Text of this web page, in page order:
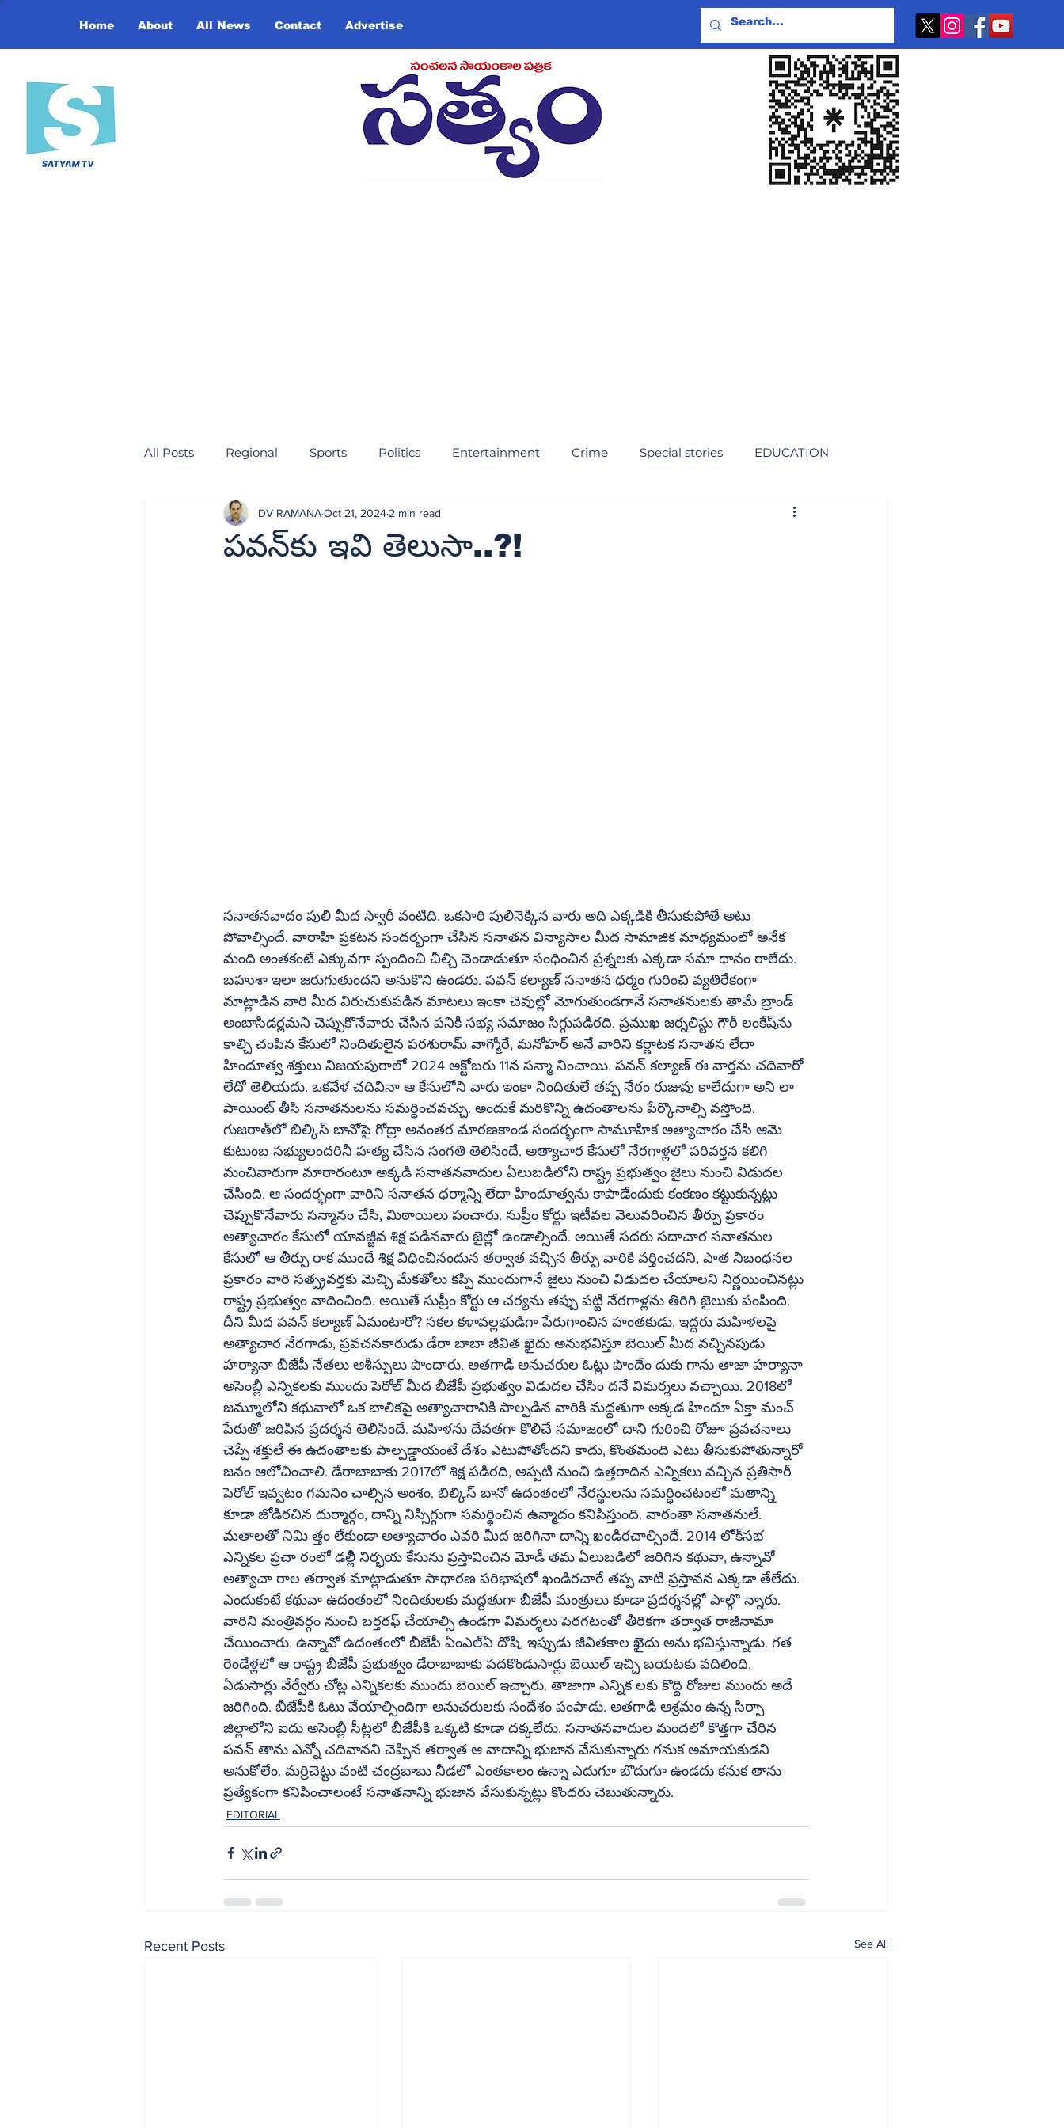
Home About All News Contact Advertise
All Posts Regional Sports Politics Entertainment Crime Special stories EDUCATION
EDITORIAL
పవన్‌కు ఇవి తెలుసా..?!
DV RAMANAOct 21, 2024 2 min read
సనాతనవాదం పులి మీద స్వారీ వంటిది. ఒకసారి పులినెక్కిన వారు అది ఎక్కడికి తీసుకుపోతే అటు
పోవాల్సిందే. వారాహి ప్రకటన సందర్భంగా చేసిన సనాతన విన్యాసాల మీద సామాజిక మాధ్యమంలో అనేక
మంది అంతకంటే ఎక్కువగా స్పందించి చీల్చి చెండాడుతూ సంధించిన ప్రశ్నలకు ఎక్కడా సమా ధానం రాలేదు.
బహుశా ఇలా జరుగుతుందని అనుకొని ఉండరు. పవన్‌ కల్యాణ్‌ సనాతన ధర్మం గురించి వ్యతిరేకంగా
మాట్లాడిన వారి మీద విరుచుకుపడిన మాటలు ఇంకా చెవుల్లో మోగుతుండగానే సనాతనులకు తామే బ్రాండ్‌
అంబాసిడర్లమని చెప్పుకొనేవారు చేసిన పనికి సభ్య సమాజం సిగ్గుపడిరది. ప్రముఖ జర్నలిస్టు గౌరీ లంకేష్‌ను
కాల్చి చంపిన కేసులో నిందితులైన పరశురామ్‌ వాగ్మోరే, మనోహర్‌ అనే వారిని కర్ణాటక సనాతన లేదా
హిందూత్వ శక్తులు విజయపురాలో 2024 అక్టోబరు 11న సన్మా నించాయి. పవన్‌ కల్యాణ్‌ ఈ వార్తను చదివారో
లేదో తెలియదు. ఒకవేళ చదివినా ఆ కేసులోని వారు ఇంకా నిందితులే తప్ప నేరం రుజువు కాలేదుగా అని లా
పాయింట్‌ తీసి సనాతనులను సమర్ధించవచ్చు. అందుకే మరికొన్ని ఉదంతాలను పేర్కొనాల్సి వస్తోంది.
గుజరాత్‌లో బిల్కిస్‌ బానోపై గోద్రా అనంతర మారణకాండ సందర్భంగా సామూహిక అత్యాచారం చేసి ఆమె
కుటుంబ సభ్యులందరినీ హత్య చేసిన సంగతి తెలిసిందే. అత్యాచార కేసులో నేరగాళ్లలో పరివర్తన కలిగి
మంచివారుగా మారారంటూ అక్కడి సనాతనవాదుల ఏలుబడిలోని రాష్ట్ర ప్రభుత్వం జైలు నుంచి విడుదల
చేసింది. ఆ సందర్భంగా వారిని సనాతన ధర్మాన్ని లేదా హిందూత్వను కాపాడేందుకు కంకణం కట్టుకున్నట్లు
చెప్పుకొనేవారు సన్మానం చేసి, మిఠాయిలు పంచారు. సుప్రీం కోర్టు ఇటీవల వెలువరించిన తీర్పు ప్రకారం
అత్యాచారం కేసులో యావజ్జీవ శిక్ష పడినవారు జైల్లో ఉండాల్సిందే. అయితే సదరు సదాచార సనాతనుల
కేసులో ఆ తీర్పు రాక ముందే శిక్ష విధించినందున తర్వాత వచ్చిన తీర్పు వారికి వర్తించదని, పాత నిబంధనల
ప్రకారం వారి సత్ప్రవర్తకు మెచ్చి మేకతోలు కప్పి ముందుగానే జైలు నుంచి విడుదల చేయాలని నిర్ణయించినట్లు
రాష్ట్ర ప్రభుత్వం వాదించింది. అయితే సుప్రీం కోర్టు ఆ చర్యను తప్పు పట్టి నేరగాళ్లను తిరిగి జైలుకు పంపింది.
దీని మీద పవన్‌ కల్యాణ్‌ ఏమంటారో? సకల కళావల్లభుడిగా పేరుగాంచిన హంతకుడు, ఇద్దరు మహిళలపై
అత్యాచార నేరగాడు, ప్రవచనకారుడు డేరా బాబా జీవిత ఖైదు అనుభవిస్తూ బెయిల్‌ మీద వచ్చినపుడు
హర్యానా బీజేపీ నేతలు ఆశీస్సులు పొందారు. అతగాడి అనుచరుల ఓట్లు పొందేం దుకు గాను తాజా హర్యానా
అసెంబ్లీ ఎన్నికలకు ముందు పెరోల్‌ మీద బీజేపీ ప్రభుత్వం విడుదల చేసిం దనే విమర్శలు వచ్చాయి. 2018లో
జమ్మూలోని కథువాలో ఒక బాలికపై అత్యాచారానికి పాల్పడిన వారికి మద్దతుగా అక్కడ హిందూ ఏక్తా మంచ్‌
పేరుతో జరిపిన ప్రదర్శన తెలిసిందే. మహిళను దేవతగా కొలిచే సమాజంలో దాని గురించి రోజూ ప్రవచనాలు
చెప్పే శక్తులే ఈ ఉదంతాలకు పాల్పడ్డాయంటే దేశం ఎటుపోతోందని కాదు, కొంతమంది ఎటు తీసుకుపోతున్నారో
జనం ఆలోచించాలి. డేరాబాబాకు 2017లో శిక్ష పడిరది, అప్పటి నుంచి ఉత్తరాదిన ఎన్నికలు వచ్చిన ప్రతిసారీ
పెరోల్‌ ఇవ్వటం గమనిం చాల్సిన అంశం. బిల్కిస్‌ బానో ఉదంతంలో నేరస్థులను సమర్ధించటంలో మతాన్ని
కూడా జోడిరచిన దుర్మార్గం, దాన్ని నిస్సిగ్గుగా సమర్ధించిన ఉన్మాదం కనిపిస్తుంది. వారంతా సనాతనులే.
మతాలతో నిమి త్తం లేకుండా అత్యాచారం ఎవరి మీద జరిగినా దాన్ని ఖండిరచాల్సిందే. 2014 లోక్‌సభ
ఎన్నికల ప్రచా రంలో ఢల్లీి నిర్భయ కేసును ప్రస్తావించిన మోడీ తమ ఏలుబడిలో జరిగిన కథువా, ఉన్నావో
అత్యాచా రాల తర్వాత మాట్లాడుతూ సాధారణ పరిభాషలో ఖండిరచారే తప్ప వాటి ప్రస్తావన ఎక్కడా తేలేదు.
ఎందుకంటే కథువా ఉదంతంలో నిందితులకు మద్దతుగా బీజేపీ మంత్రులు కూడా ప్రదర్శనల్లో పాల్గొ న్నారు.
వారిని మంత్రివర్గం నుంచి బర్తరఫ్‌ చేయాల్సి ఉండగా విమర్శలు పెరగటంతో తీరికగా తర్వాత రాజీనామా
చేయించారు. ఉన్నావో ఉదంతంలో బీజేపీ ఏంఎల్‌ఏ దోషి, ఇప్పుడు జీవితకాల ఖైదు అను భవిస్తున్నాడు. గత
రెండేళ్లలో ఆ రాష్ట్ర బీజేపీ ప్రభుత్వం డేరాబాబాకు పదకొండుసార్లు బెయిల్‌ ఇచ్చి బయటకు వదిలింది.
ఏడుసార్లు వేర్వేరు చోట్ల ఎన్నికలకు ముందు బెయిల్‌ ఇచ్చారు. తాజాగా ఎన్నిక లకు కొద్ది రోజుల ముందు అదే
జరిగింది. బీజేపీకి ఓటు వేయాల్సిందిగా అనుచరులకు సందేశం పంపాడు. అతగాడి ఆశ్రమం ఉన్న సిర్సా
జిల్లాలోని ఐదు అసెంబ్లీ సీట్లలో బీజేపీకి ఒక్కటి కూడా దక్కలేదు. సనాతనవాదుల మందలో కొత్తగా చేరిన
పవన్‌ తాను ఎన్నో చదివానని చెప్పిన తర్వాత ఆ వాదాన్ని భుజాన వేసుకున్నారు గనుక అమాయకుడని
అనుకోలేం. మర్రిచెట్టు వంటి చంద్రబాబు నీడలో ఎంతకాలం ఉన్నా ఎదుగూ బొదుగూ ఉండదు కనుక తాను
ప్రత్యేకంగా కనిపించాలంటే సనాతనాన్ని భుజాన వేసుకున్నట్లు కొందరు చెబుతున్నారు.
EDITORIAL
Recent Posts See All